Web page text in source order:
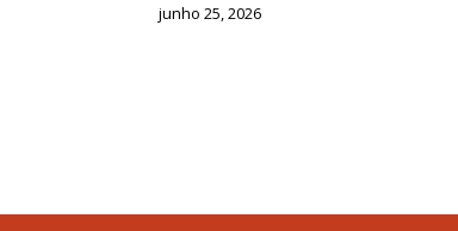
junho 25, 2026